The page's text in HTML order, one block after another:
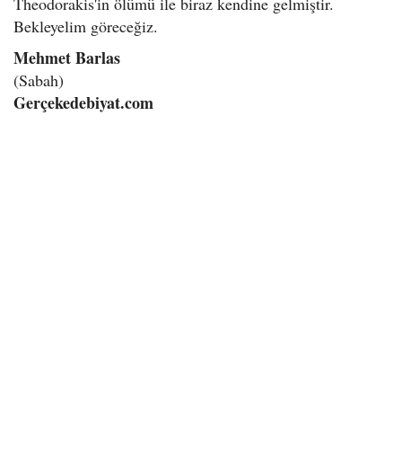
Bekleyelim göreceğiz.
Mehmet Barlas
(Sabah)
Gerçekedebiyat.com